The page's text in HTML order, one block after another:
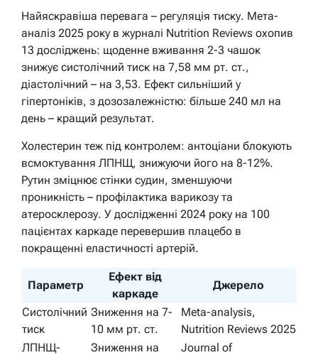
Найяскравіша перевага – регуляція тиску. Мета-
аналіз 2025 року в журналі Nutrition Reviews охопив
13 досліджень: щоденне вживання 2-3 чашок
знижує систолічний тиск на 7,58 мм рт. ст.,
діастолічний – на 3,53. Ефект сильніший у
гіпертоніків, з дозозалежністю: більше 240 мл на
день – кращий результат.
Холестерин теж під контролем: антоціани блокують
всмоктування ЛПНЩ, знижуючи його на 8-12%.
Рутин зміцнює стінки судин, зменшуючи
проникність – профілактика варикозу та
атеросклерозу. У дослідженні 2024 року на 100
пацієнтах каркаде перевершив плацебо в
покращенні еластичності артерій.
Параметр
Ефект від
каркаде
Джерело
Систолічний
тиск
Зниження на 7-
10 мм рт. ст.
Meta-analysis,
Nutrition Reviews 2025
ЛПНЩ-
Зниження на
Journal of